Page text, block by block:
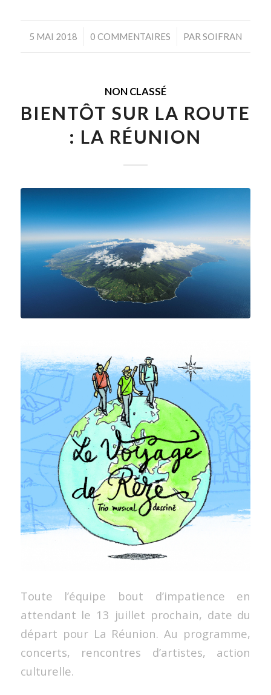
5 MAI 2018
/ 0 COMMENTAIRES
/ PAR SOIFRAN
NON CLASSÉ
BIENTÔT SUR LA ROUTE
: LA RÉUNION
Toute l’équipe bout d’impatience en
attendant le 13 juillet prochain, date du
départ pour La Réunion. Au programme,
concerts, rencontres d’artistes, action
culturelle.